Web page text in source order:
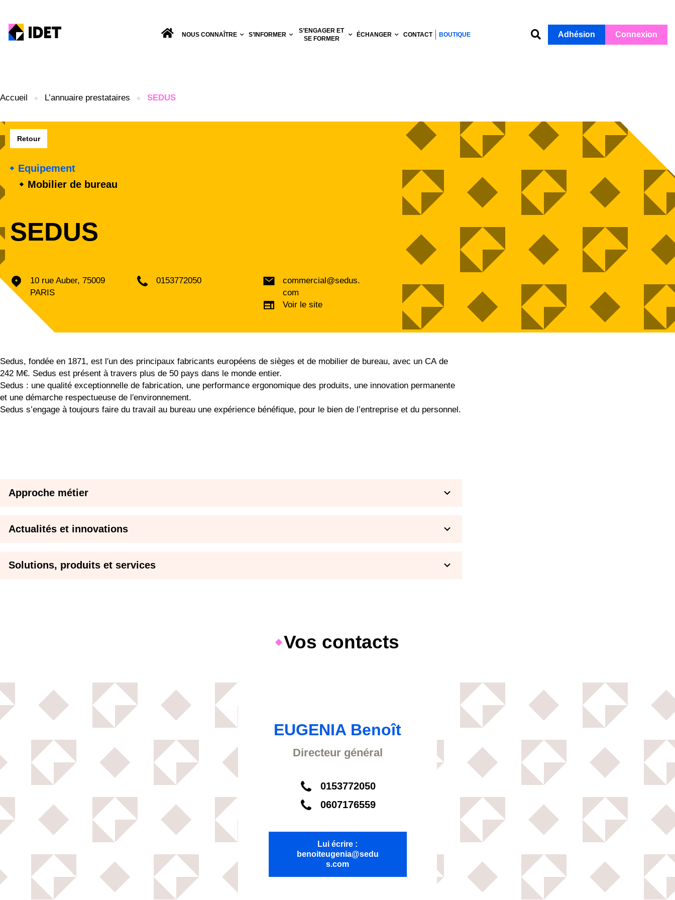
NOUS CONNAÎTRE S’INFORMER
S’ENGAGER ET
SE FORMER
ÉCHANGER CONTACT BOUTIQUE Adhésion Connexion
Accueil L’annuaire prestataires SEDUS
Retour
Equipement
Mobilier de bureau
SEDUS
10 rue Auber, 75009
PARIS
0153772050
commercial@sedus.
com
Voir le site
Sedus, fondée en 1871, est l′un des principaux fabricants européens de sièges et de mobilier de bureau, avec un CA de
242 M€. Sedus est présent à travers plus de 50 pays dans le monde entier.
Sedus : une qualité exceptionnelle de fabrication, une performance ergonomique des produits, une innovation permanente
et une démarche respectueuse de l′environnement.
Sedus s’engage à toujours faire du travail au bureau une expérience bénéfique, pour le bien de l’entreprise et du personnel.
Approche métier
Actualités et innovations
Solutions, produits et services
Vos contacts
EUGENIA Benoît
Directeur général
0153772050
0607176559
Lui écrire :
benoiteugenia@sedu
s.com